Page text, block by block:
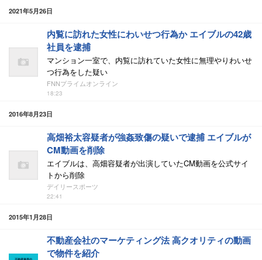
2021年5月26日
内覧に訪れた女性にわいせつ行為か エイブルの42歳
社員を逮捕
マンション一室で、内覧に訪れていた女性に無理やりわいせ
つ行為をした疑い
FNNプライムオンライン
18:23
2016年8月23日
高畑裕太容疑者が強姦致傷の疑いで逮捕 エイブルが
CM動画を削除
エイブルは、高畑容疑者が出演していたCM動画を公式サイ
トから削除
デイリースポーツ
22:41
2015年1月28日
不動産会社のマーケティング法 高クオリティの動画
で物件を紹介